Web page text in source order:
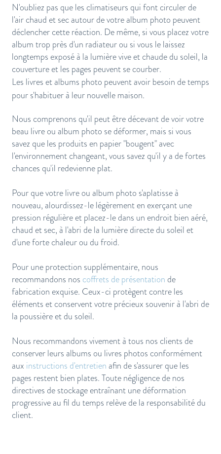
N'oubliez pas que les climatiseurs qui font circuler de
l'air chaud et sec autour de votre album photo peuvent
déclencher cette réaction. De même, si vous placez votre
album trop près d'un radiateur ou si vous le laissez
longtemps exposé à la lumière vive et chaude du soleil, la
couverture et les pages peuvent se courber.
Les livres et albums photo peuvent avoir besoin de temps
pour s'habituer à leur nouvelle maison.
Nous comprenons qu'il peut être décevant de voir votre
beau livre ou album photo se déformer, mais si vous
savez que les produits en papier "bougent" avec
l'environnement changeant, vous savez qu'il y a de fortes
chances qu'il redevienne plat.
Pour que votre livre ou album photo s'aplatisse à
nouveau, alourdissez-le légèrement en exerçant une
pression régulière et placez-le dans un endroit bien aéré,
chaud et sec, à l'abri de la lumière directe du soleil et
d'une forte chaleur ou du froid.
Pour une protection supplémentaire, nous
recommandons nos coffrets de présentation de
fabrication exquise. Ceux-ci protègent contre les
éléments et conservent votre précieux souvenir à l'abri de
la poussière et du soleil.
Nous recommandons vivement à tous nos clients de
conserver leurs albums ou livres photos conformément
aux instructions d'entretienafin de s'assurer que les
pages restent bien plates. Toute négligence de nos
directives de stockage entraînant une déformation
progressive au fil du temps relève de la responsabilité du
client.